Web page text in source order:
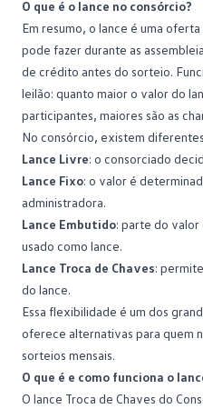
O que é o lance no consórcio?
Em resumo, o lance é uma
pode fazer durante as
de crédito antes do sorteio.
leilão: quanto maior o valor do
participantes, maiores são as
No consórcio, existem
Lance Livre: o consorciado
Lance Fixo: o valor é
administradora.
Lance Embutido: parte do
usado como lance.
Lance Troca de Chaves:
do lance.
Essa flexibilidade é um dos
oferece alternativas para quem
sorteios mensais.
O que é e como funciona o
O lance Troca de Chaves do